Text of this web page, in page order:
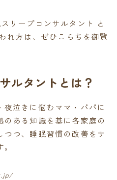
リープコンサルタント と
方は、ぜひこらちを御覧
ルタントとは？
泣きに悩むママ・パパに
ある知識を基に各家庭の
つ、睡眠習慣の改善をサ